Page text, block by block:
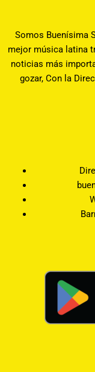
Somos Buenísima
mejor música latina
noticias más
gozar, Con la